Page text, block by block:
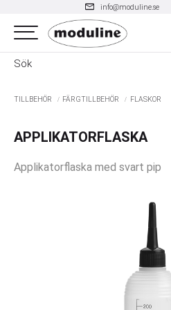
Meny
mail info@moduline.se
TILLBEHÖR FÄRGTILLBEHÖR FLASKOR
APPLIKATORFLASKA
Applikatorflaska med svart pip